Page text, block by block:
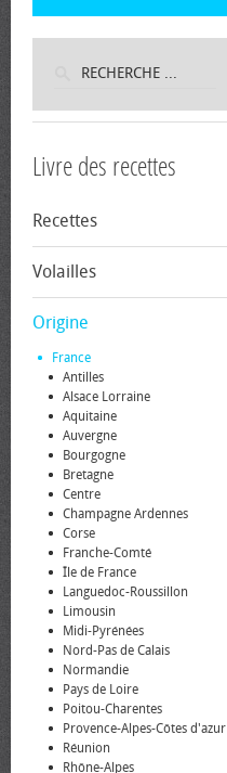
Livre des recettes
Recettes
Volailles
Origine
France
Antilles
Alsace Lorraine
Aquitaine
Auvergne
Bourgogne
Bretagne
Centre
Champagne Ardennes
Corse
Franche-Comté
Île de France
Languedoc-Roussillon
Limousin
Midi-Pyrénées
Nord-Pas de Calais
Normandie
Pays de Loire
Poitou-Charentes
Provence-Alpes-Côtes d'azur
Réunion
Rhône-Alpes